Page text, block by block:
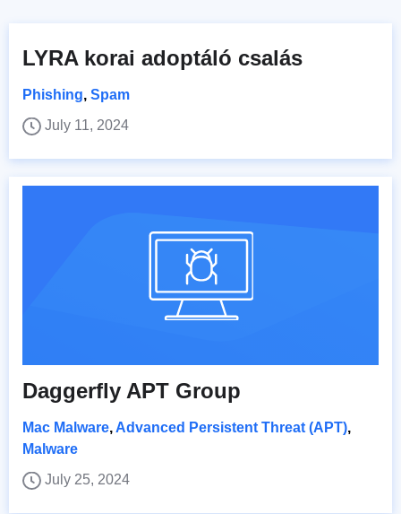
LYRA korai adoptáló csalás
Phishing, Spam
July 11, 2024
Daggerfly APT Group
Mac Malware, Advanced Persistent Threat (APT),
Malware
July 25, 2024